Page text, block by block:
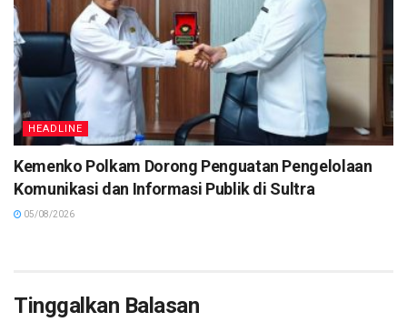
HEADLINE
Kemenko Polkam Dorong Penguatan Pengelolaan
Komunikasi dan Informasi Publik di Sultra
05/08/2026
Tinggalkan Balasan